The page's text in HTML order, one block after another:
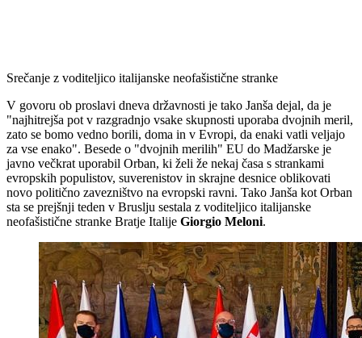
Srečanje z voditeljico italijanske neofašistične stranke
V govoru ob proslavi dneva državnosti je tako Janša dejal, da je
"najhitrejša pot v razgradnjo vsake skupnosti uporaba dvojnih meril,
zato se bomo vedno borili, doma in v Evropi, da enaki vatli veljajo
za vse enako". Besede o "dvojnih merilih" EU do Madžarske je
javno večkrat uporabil Orban, ki želi že nekaj časa s strankami
evropskih populistov, suverenistov in skrajne desnice oblikovati
novo politično zavezništvo na evropski ravni. Tako Janša kot Orban
sta se prejšnji teden v Bruslju sestala z voditeljico italijanske
neofašistične stranke Bratje Italije Giorgio Meloni.